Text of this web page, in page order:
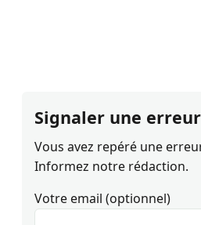
Signaler une erreur
Vous avez repéré une
Informez notre rédaction.
Votre email (optionnel)